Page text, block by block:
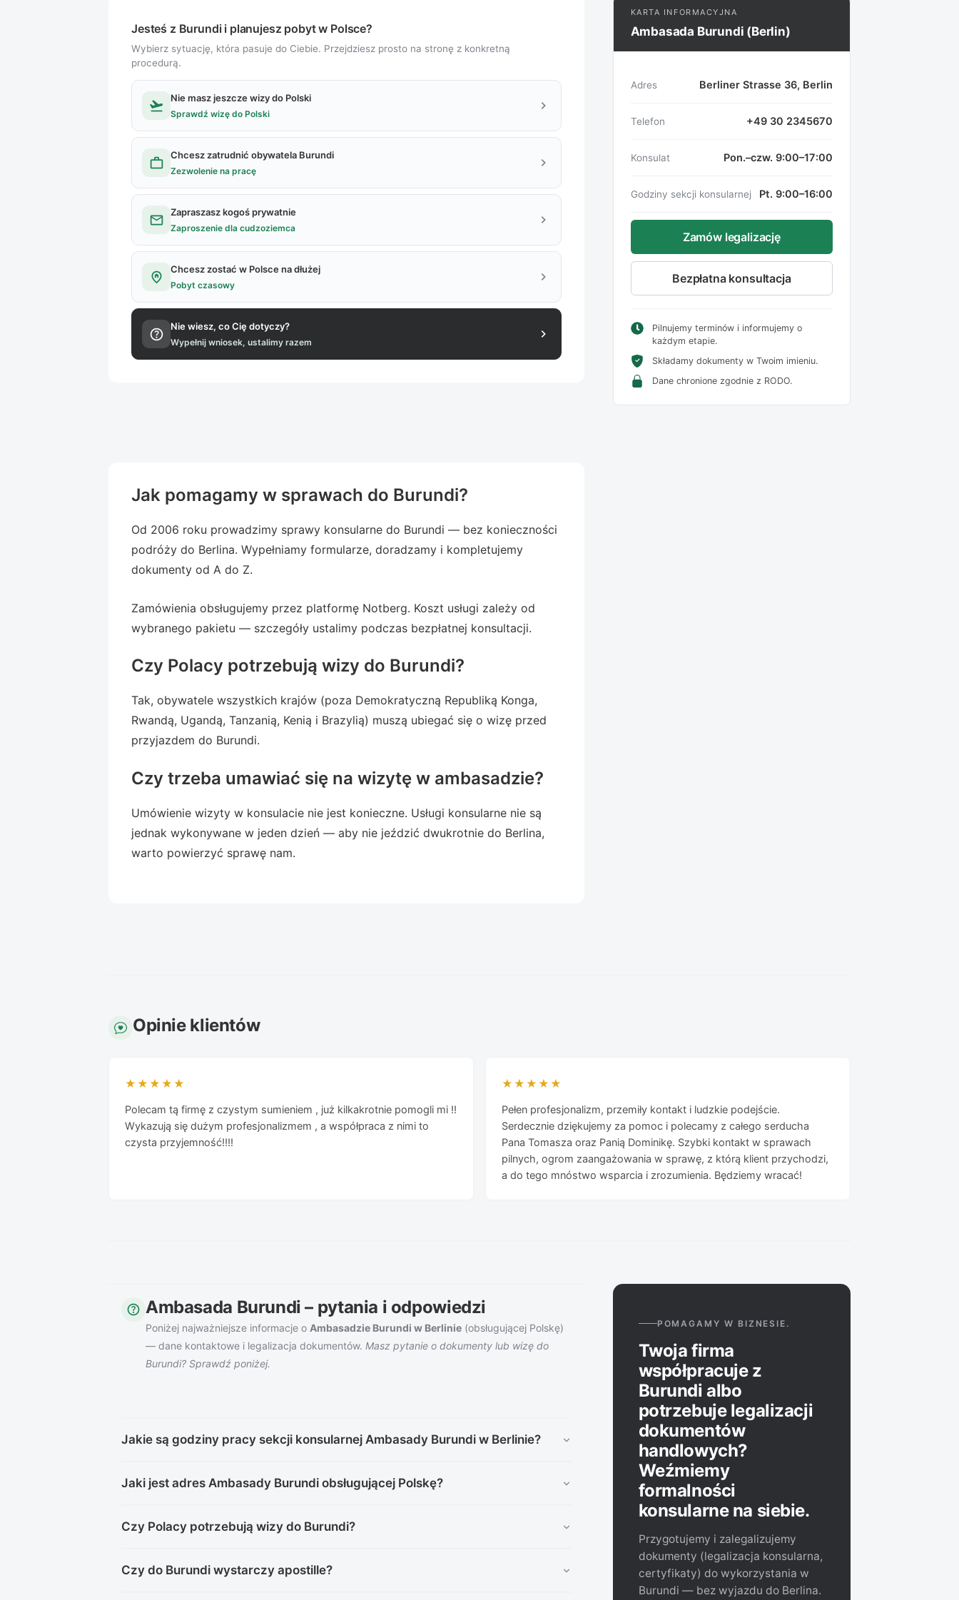
Jesteś z Burundi i planujesz pobyt w Polsce?
Wybierz sytuację, która pasuje do Ciebie. Przejdziesz prosto na stronę z konkretną
procedurą.
flight_takeoff Nie masz jeszcze wizy do Polski
Sprawdź wizę do Polski chevron_right
work Chcesz zatrudnić obywatela Burundi
Zezwolenie na pracę chevron_right
mail Zapraszasz kogoś prywatnie
Zaproszenie dla cudzoziemca chevron_right
home_pin Chcesz zostać w Polsce na dłużej
Pobyt czasowy chevron_right
help Nie wiesz, co Cię dotyczy?
Wypełnij wniosek, ustalimy razem chevron_right
KARTA INFORMACYJNA
Ambasada Burundi (Berlin)
Adres Berliner Strasse 36, Berlin
Telefon +49 30 2345670
Konsulat Pon.–czw. 9:00–17:00
Godziny sekcji konsularnej Pt. 9:00–16:00
Zamów legalizację
Bezpłatna konsultacja
Pilnujemy terminów i informujemy o
każdym etapie.
Składamy dokumenty w Twoim imieniu.
Dane chronione zgodnie z RODO.
Jak pomagamy w sprawach do Burundi?
Od 2006 roku prowadzimy sprawy konsularne do Burundi — bez konieczności
podróży do Berlina. Wypełniamy formularze, doradzamy i kompletujemy
dokumenty od A do Z.
Zamówienia obsługujemy przez platformę Notberg. Koszt usługi zależy od
wybranego pakietu — szczegóły ustalimy podczas bezpłatnej konsultacji.
Czy Polacy potrzebują wizy do Burundi?
Tak, obywatele wszystkich krajów (poza Demokratyczną Republiką Konga,
Rwandą, Ugandą, Tanzanią, Kenią i Brazylią) muszą ubiegać się o wizę przed
przyjazdem do Burundi.
Czy trzeba umawiać się na wizytę w ambasadzie?
Umówienie wizyty w konsulacie nie jest konieczne. Usługi konsularne nie są
jednak wykonywane w jeden dzień — aby nie jeździć dwukrotnie do Berlina,
warto powierzyć sprawę nam.
Opinie klientów
★★★★★
Polecam tą firmę z czystym sumieniem , już kilkakrotnie pomogli mi !!
Wykazują się dużym profesjonalizmem , a współpraca z nimi to
czysta przyjemność!!!!
★★★★★
Pełen profesjonalizm, przemiły kontakt i ludzkie podejście.
Serdecznie dziękujemy za pomoc i polecamy z całego serducha
Pana Tomasza oraz Panią Dominikę. Szybki kontakt w sprawach
pilnych, ogrom zaangażowania w sprawę, z którą klient przychodzi,
a do tego mnóstwo wsparcia i zrozumienia. Będziemy wracać!
help Ambasada Burundi – pytania i odpowiedzi
Poniżej najważniejsze informacje o Ambasadzie Burundi w Berlinie (obsługującej Polskę)
— dane kontaktowe i legalizacja dokumentów. Masz pytanie o dokumenty lub wizę do
Burundi? Sprawdź poniżej.
Jakie są godziny pracy sekcji konsularnej Ambasady Burundi w Berlinie?
piątki 9:00–13:30 i 14:00–16:00.
Jaki jest adres Ambasady Burundi obsługującej Polskę?
+49 30 2345670.
Czy Polacy potrzebują wizy do Burundi?
Brazylią) muszą ubiegać się o wizę przed przyjazdem do Burundi.
Czy do Burundi wystarczy apostille?
POMAGAMY W BIZNESIE.
Twoja firma
współpracuje z
Burundi albo
potrzebuje legalizacji
dokumentów
handlowych?
Weźmiemy
formalności
konsularne na siebie.
Przygotujemy i zalegalizujemy
dokumenty (legalizacja konsularna,
certyfikaty) do wykorzystania w
Burundi — bez wyjazdu do Berlina.